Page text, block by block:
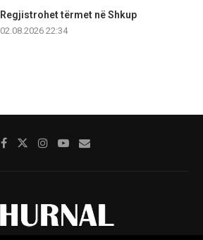
Regjistrohet tërmet në Shkup
02.08.2026 22:34